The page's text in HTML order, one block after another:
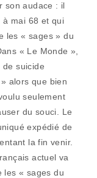
son audace : il
à mai 68 et qui
les « sages » du
« Le Monde »,
de suicide
alors que bien
seulement
du souci. Le
expédié de
la fin venir.
actuel va
les « sages du